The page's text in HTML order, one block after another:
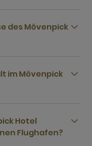
des Mövenpick
im Mövenpick
Hotel
Flughafen?